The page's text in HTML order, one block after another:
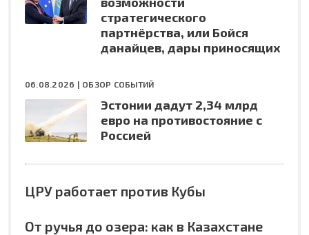
стратегического
партнёрства, или Бойся
данайцев, дары приносящих
06.08.2026 | ОБЗОР СОБЫТИЙ
Эстонии дадут 2,34 млрд
евро на противостояние с
Россией
ЦРУ работает против Кубы
От ручья до озера: как в Казахстане